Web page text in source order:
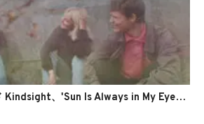
ドリームポップバンド Kindsight、'Sun Is Always in My Eyes'のMVを公開